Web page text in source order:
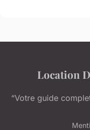
Location
“Votre guide